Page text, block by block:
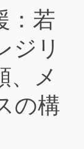
：若
ジリ
、メ
の構